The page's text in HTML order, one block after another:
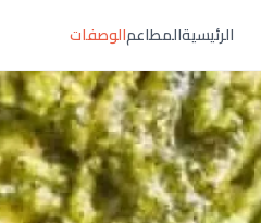
الرئيسيةالمطاعمالوصفات